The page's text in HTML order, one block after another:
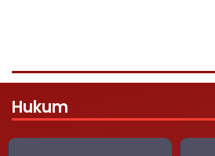
Hukum